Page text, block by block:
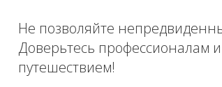
Не позволяйте
Доверьтесь профессионалам
путешествием!